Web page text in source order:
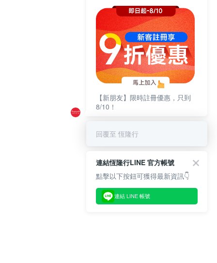
【新朋友】限時註冊優惠，只到
8/10！
回覆至 恆隆行
連結恆隆行LINE 官方帳號
點擊以下按鈕可獲得最新資訊👇
連結 LINE 帳號